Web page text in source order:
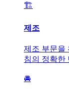
🏗️
제조
제조 부문을
침의 정확한
🚘